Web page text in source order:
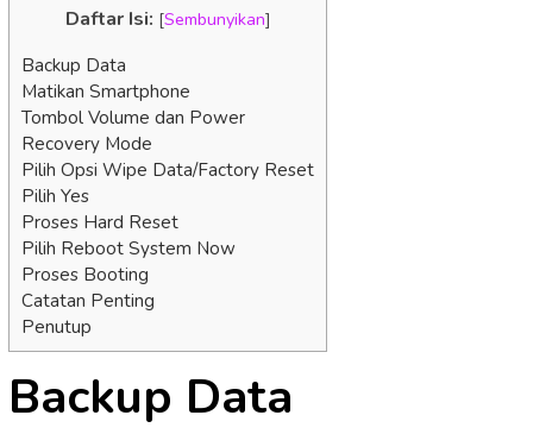
Daftar Isi: [Sembunyikan]
Backup Data
Matikan Smartphone
Tombol Volume dan Power
Recovery Mode
Pilih Opsi Wipe Data/Factory Reset
Pilih Yes
Proses Hard Reset
Pilih Reboot System Now
Proses Booting
Catatan Penting
Penutup
Backup Data